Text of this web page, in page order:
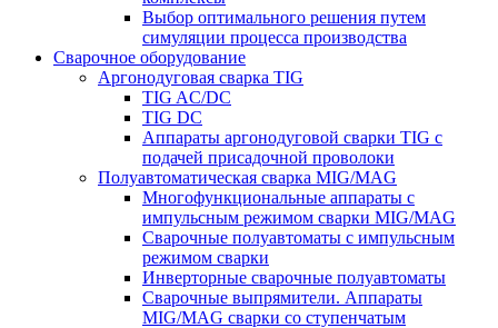
Выбор оптимального решения путем
симуляции процесса производства
Сварочное оборудование
Аргонодуговая сварка TIG
TIG AC/DC
TIG DC
Аппараты аргонодуговой сварки TIG с
подачей присадочной проволоки
Полуавтоматическая сварка MIG/MAG
Многофункциональные аппараты с
импульсным режимом сварки MIG/MAG
Сварочные полуавтоматы с импульсным
режимом сварки
Инверторные сварочные полуавтоматы
Сварочные выпрямители. Аппараты
MIG/MAG сварки со ступенчатым